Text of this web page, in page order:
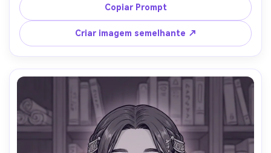
com sombras profundas, negros pesados e sombra de
ponto negrito, tono de tela de meio tom para fumaça,
close-up angular como um painel de suspense, humor
gritty, textura de tinta nítida, sem legendas, lente de
85mm, profundidade de campo rasa-AR 4:5
Copiar Prompt
Criar imagem semelhante ↗